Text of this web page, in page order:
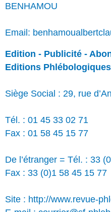
BENHAMOU
Email:
Edition - Publicité -
Editions
Siège Social : 29, rue
Tél. : 01 45 33 02 71
Fax : 01 58 45 15 77
De l’étranger = Tél. : 33
Fax : 33 (0)1 58 45 15 77
Site : http://www.revue-